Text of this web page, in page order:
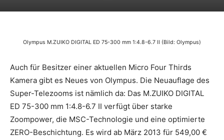
Olympus M.ZUIKO DIGITAL ED 75-300 mm 1:4.8-6.7 II (Bild: Olympus)
Auch für Besitzer einer aktuellen Micro Four Thirds
Kamera gibt es Neues von Olympus. Die Neuauflage des
Super-Telezooms ist nämlich da: Das M.ZUIKO DIGITAL
ED 75-300 mm 1:4.8-6.7 II verfügt über starke
Zoompower, die MSC-Technologie und eine optimierte
ZERO-Beschichtung. Es wird ab März 2013 für 549,00 €